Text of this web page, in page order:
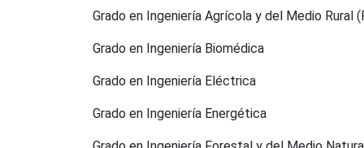
Grado en Ingeniería Agrícola y del Medio Rural
Grado en Ingeniería Biomédica
Grado en Ingeniería Eléctrica
Grado en Ingeniería Energética